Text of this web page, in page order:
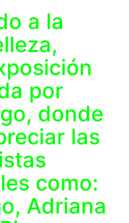
a la
por
donde
las
como:
Adriana